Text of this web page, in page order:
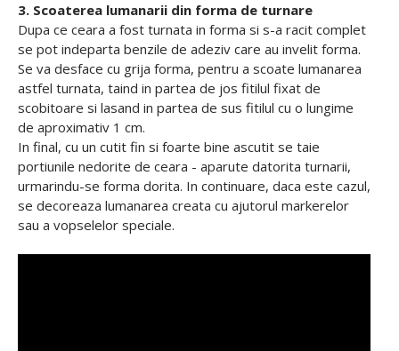
3. Scoaterea lumanarii din forma de turnare
Dupa ce ceara a fost turnata in forma si s-a racit complet
se pot indeparta benzile de adeziv care au invelit forma.
Se va desface cu grija forma, pentru a scoate lumanarea
astfel turnata, taind in partea de jos fitilul fixat de
scobitoare si lasand in partea de sus fitilul cu o lungime
de aproximativ 1 cm.
In final, cu un cutit fin si foarte bine ascutit se taie
portiunile nedorite de ceara - aparute datorita turnarii,
urmarindu-se forma dorita. In continuare, daca este cazul,
se decoreaza lumanarea creata cu ajutorul markerelor
sau a vopselelor speciale.